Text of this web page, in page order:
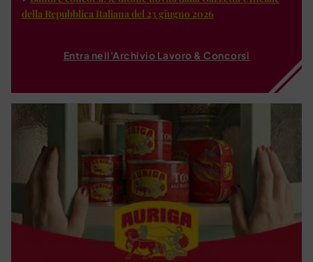
della Repubblica Italiana del 23 giugno 2026
Entra nell'Archivio Lavoro & Concorsi